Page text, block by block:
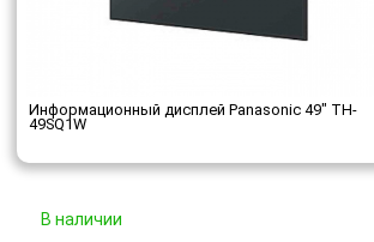
Информационный дисплей Panasonic 49" TH-
49SQ1W
В наличии